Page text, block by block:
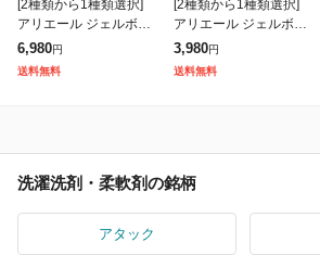
[2種類から1種類選択]
アリエール ジェルボー
ルプロ 洗濯洗剤 つめか
え テラジャンボ 通常/
6,980円
送料無料
[2種類から1種類選択]
アリエール ジェルボー
ルプロ 洗濯洗剤 つめか
え テラジャンボ 通常/
3,980円
送料無料
洗濯洗剤・柔軟剤の銘柄
アタック